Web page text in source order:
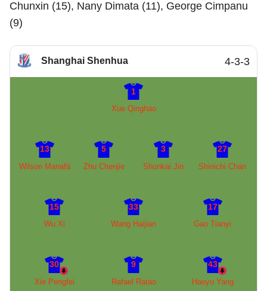
Chunxin (15), Nany Dimata (11), George Cimpanu
(9)
Shanghai Shenhua 4-3-3
1
Xue Qinghao
13
Wilson Manafá
5
Zhu Chenjie
3
Shunkai Jin
27
Shinichi Chan
15
Wu Xi
33
Wang Haijian
17
Gao Tianyi
30
Xie Pengfei
9
Rafael Ratao
43
Haoyu Yang